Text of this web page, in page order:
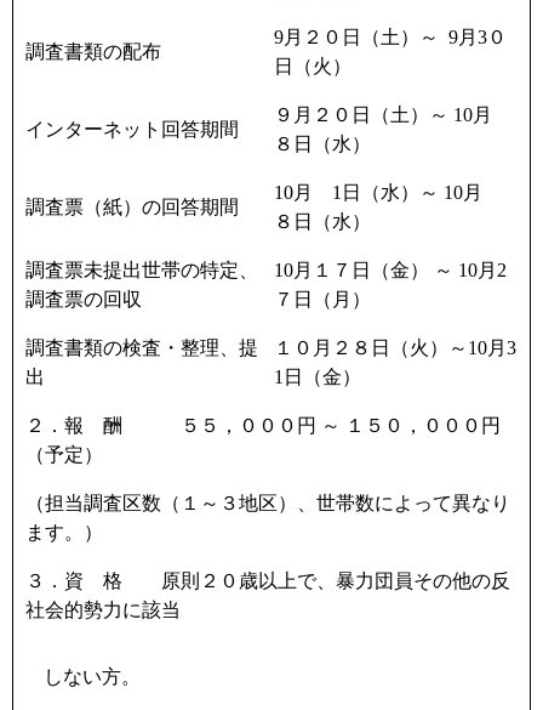
調査書類の配布
9月２０日（土）～ 9月 3０
日（火）
インターネット回答期間
９月２０日（土）～ 10月
８日（水）
調査票（紙）の回答期間
10月 1 日（水）～ 10月
８日（水）
調査票未提出世帯の特定、
調査票の回収
10月１７日（金） ～ 10月 2
７日（月）
調査書類の検査・整理、提
出
１０月２８日（火）～ 10月 3
1 日（金）
２．報 酬 ５５，０００円 ～ １５０，０００円
（予定）
（担当調査区数（１～３地区）、世帯数によって異なり
ます。）
３．資 格 原則２０歳以上で、暴力団員その他の反
社会的勢力に該当
しない方。